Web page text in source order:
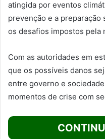
atingida por eventos
prevenção e a
os desafios impostos pela
Com as autoridades em
que os possíveis danos
entre governo e
momentos de crise com